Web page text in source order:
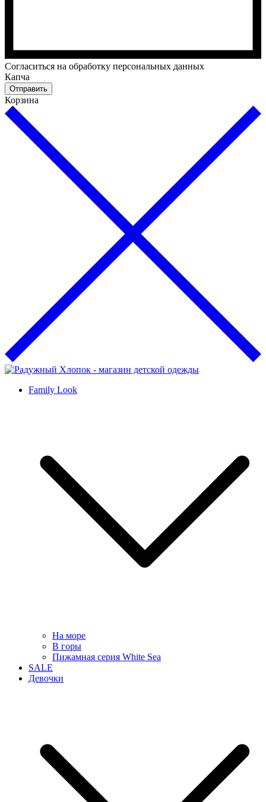
Cогласиться на обработку персональных данных
Капча
Отправить
Корзина
Family Look
На море
В горы
Пижамная серия White Sea
SALE
Девочки